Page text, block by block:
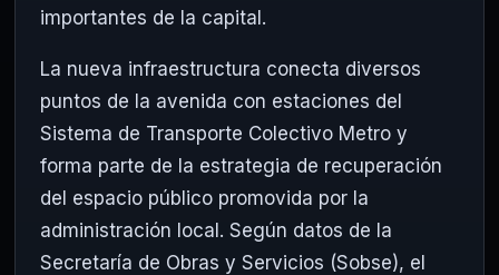
importantes de la capital.
La nueva infraestructura conecta diversos
puntos de la avenida con estaciones del
Sistema de Transporte Colectivo Metro y
forma parte de la estrategia de recuperación
del espacio público promovida por la
administración local. Según datos de la
Secretaría de Obras y Servicios (Sobse), el